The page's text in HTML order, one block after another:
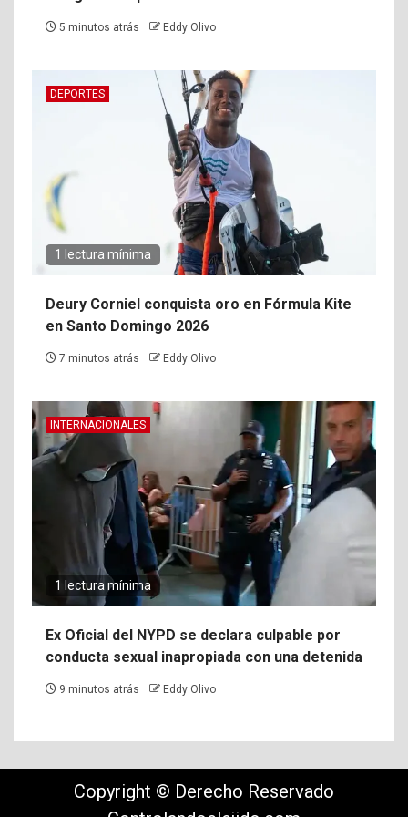
5 minutos atrás Eddy Olivo
DEPORTES
1 lectura mínima
Deury Corniel conquista oro en Fórmula Kite
en Santo Domingo 2026
7 minutos atrás Eddy Olivo
INTERNACIONALES
1 lectura mínima
Ex Oficial del NYPD se declara culpable por
conducta sexual inapropiada con una detenida
9 minutos atrás Eddy Olivo
Copyright © Derecho Reservado